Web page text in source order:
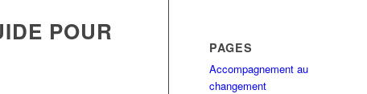
POUR
PAGES
Accompagnement au
changement